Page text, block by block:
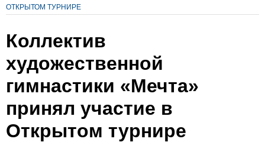
ОТКРЫТОМ ТУРНИРЕ
Коллектив
художественной
гимнастики «Мечта»
принял участие в
Открытом турнире